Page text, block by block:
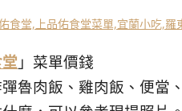
」菜單價錢
魯肉飯、雞肉飯、便當